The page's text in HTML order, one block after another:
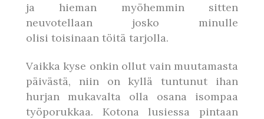
ja hieman myöhemmin sitten
neuvotellaan josko minulle
olisi toisinaan töitä tarjolla.
Vaikka kyse onkin ollut vain muutamasta
päivästä, niin on kyllä tuntunut ihan
hurjan mukavalta olla osana isompaa
työporukkaa. Kotona lusiessa pintaan